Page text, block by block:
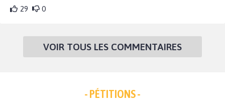
29 0
VOIR TOUS LES COMMENTAIRES
- PÉTITIONS -